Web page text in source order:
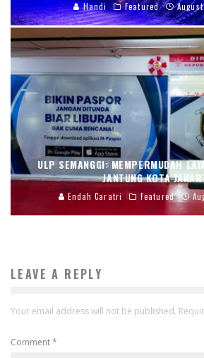
Handi Featured
ULP SEMANGGI: MEMPERMUDAH
JANTUNG KOTA
Endah Caratri Featured
LEAVE A REPLY
Your email address will not be published.
Comment*